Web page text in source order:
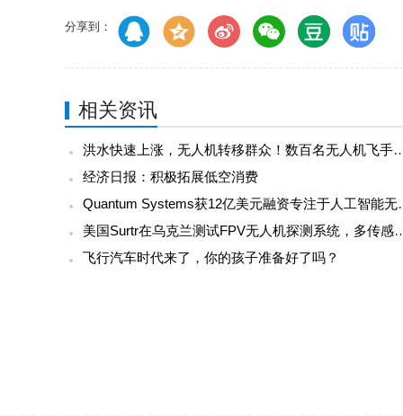
分享到：
相关资讯
洪水快速上涨，无人机转移群众！数百名无
经济日报：积极拓展低空消费
Quantum
美国Surtr在乌克兰测试FPV无人
飞行汽车时代来了，你的孩子准备好了吗？